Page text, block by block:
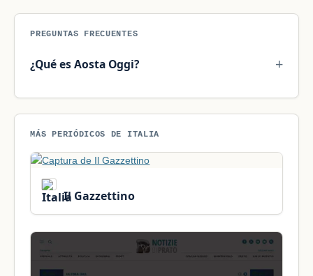
PREGUNTAS FRECUENTES
¿Qué es Aosta Oggi?
MÁS PERIÓDICOS DE ITALIA
Il Gazzettino